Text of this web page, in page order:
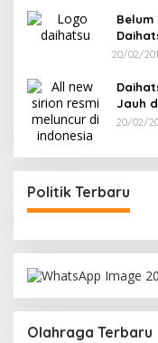
Belum
20/02/
Jauh
20/02/
Politik Terbaru
Olahraga Terbaru